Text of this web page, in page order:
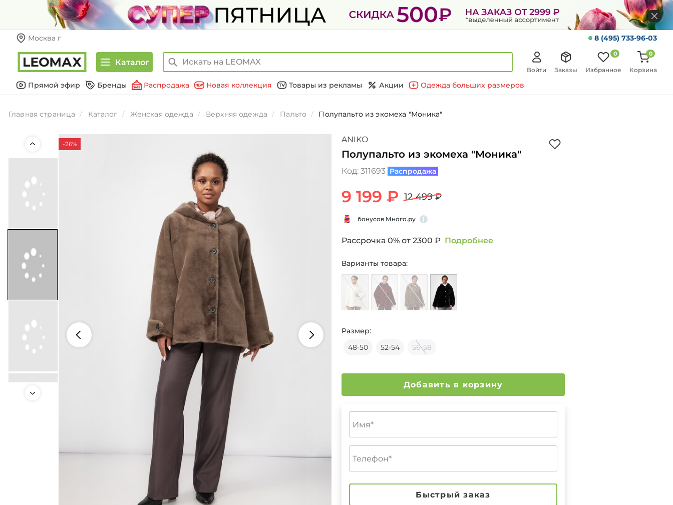
Москва г 8 (495) 733-96-03
Каталог
Войти Заказы Избранное
0
Корзина
0
Прямой эфир Бренды Распродажа Новая коллекция Товары из рекламы Акции Одежда больших размеров
Главная страница Каталог Женская одежда Верхняя одежда Пальто Полупальто из экомеха "Моника"
-26% ANIKO
Полупальто из экомеха "Моника"
Код: 311693 Распродажа
9 199 ₽ 12 499 ₽
бонусов Много.ру
Рассрочка 0% от 2300 ₽ Подробнее
Варианты товара:
Размер:
48-50
52-54 56-58
Добавить в корзину
Быстрый заказ